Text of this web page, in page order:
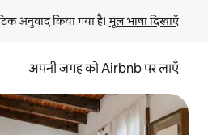
अनुवाद किया गया है। मूल भाषा दिखाएँ
अपनी जगह को Airbnb पर लाएँ